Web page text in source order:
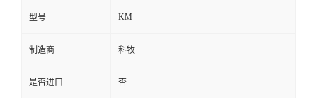
型号 KM
制造商 科牧
是否进口 否